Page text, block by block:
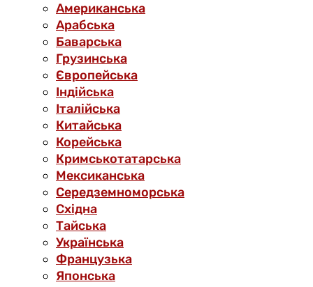
Американська
Арабська
Баварська
Грузинська
Європейська
Індійська
Італійська
Китайська
Корейська
Кримськотатарська
Мексиканська
Середземноморська
Східна
Тайська
Українська
Французька
Японська